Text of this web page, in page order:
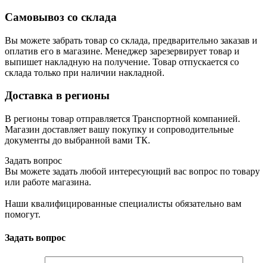
Самовывоз со склада
Вы можете забрать товар со склада, предварительно заказав и
оплатив его в магазине. Менеджер зарезервирует товар и
выпишет накладную на получение. Товар отпускается со
склада только при наличии накладной.
Доставка в регионы
В регионы товар отправляется Транспортной компанией.
Магазин доставляет вашу покупку и сопроводительные
документы до выбранной вами ТК.
Задать вопрос
Вы можете задать любой интересующий вас вопрос по товару
или работе магазина.
Наши квалифицированные специалисты обязательно вам
помогут.
Задать вопрос